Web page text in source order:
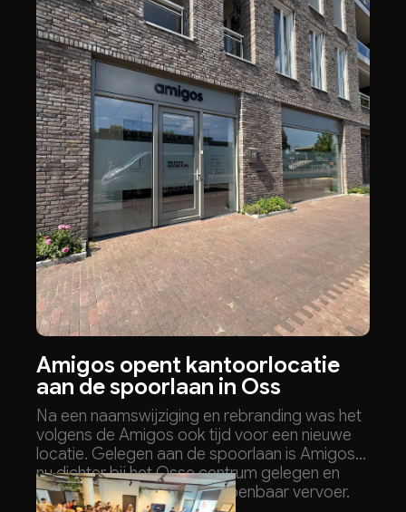
Amigos opent kantoorlocatie
aan de spoorlaan in Oss
Na een naamswijziging en rebranding was het
volgens de Amigos ook tijd voor een nieuwe
locatie. Gelegen aan de spoorlaan is Amigos
nu dichter bij het Osse centrum gelegen en
beter bereikbaar met het openbaar vervoer.